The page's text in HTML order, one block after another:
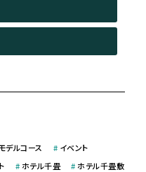
デルコース # イベント
# ホテル千畳 # ホテル千畳敷